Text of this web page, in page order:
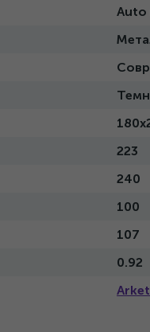
Auto
223
240
100
107
0.92